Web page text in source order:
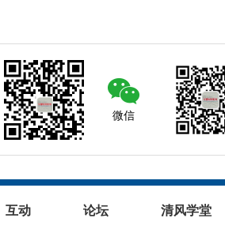
微信
互动 论坛 清风学堂